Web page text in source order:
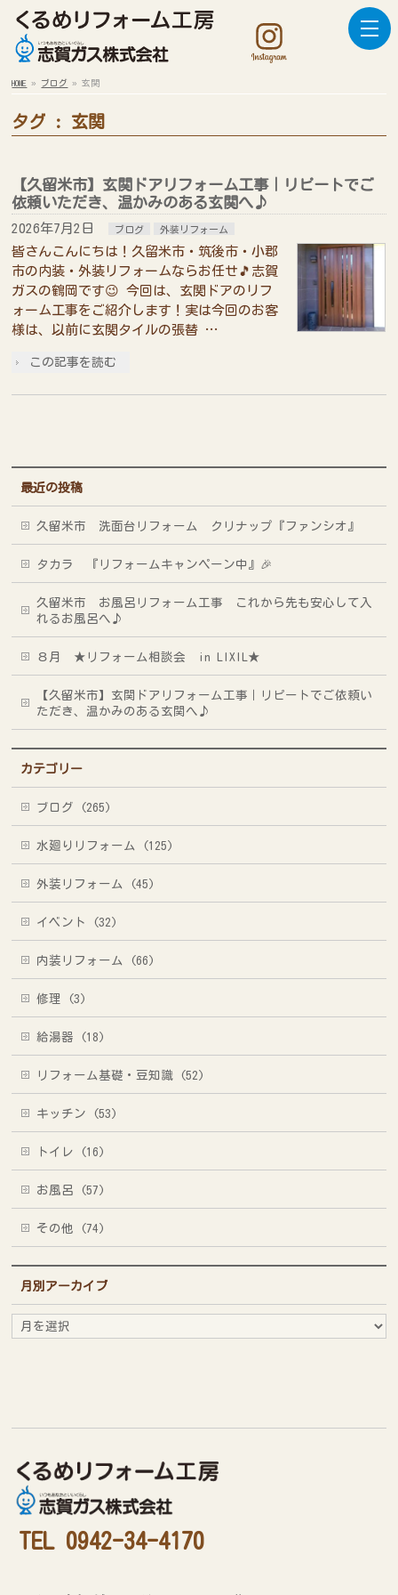
HOME » ブログ » 玄関
タグ : 玄関
【久留米市】玄関ドアリフォーム工事｜リピートでご
依頼いただき、温かみのある玄関へ♪
2026年7月2日 ブログ 外装リフォーム
皆さんこんにちは！久留米市・筑後市・小郡
市の内装・外装リフォームならお任せ🎵志賀
ガスの鶴岡です😉 今回は、玄関ドアのリフ
ォーム工事をご紹介します！実は今回のお客
様は、以前に玄関タイルの張替 …
この記事を読む
最近の投稿
久留米市 洗面台リフォーム クリナップ『ファンシオ』
タカラ 『リフォームキャンペーン中』🎉
久留米市 お風呂リフォーム工事 これから先も安心して入
れるお風呂へ♪
８月 ★リフォーム相談会 in LIXIL★
【久留米市】玄関ドアリフォーム工事｜リピートでご依頼い
ただき、温かみのある玄関へ♪
カテゴリー
ブログ (265)
水廻りリフォーム (125)
外装リフォーム (45)
イベント (32)
内装リフォーム (66)
修理 (3)
給湯器 (18)
リフォーム基礎・豆知識 (52)
キッチン (53)
トイレ (16)
お風呂 (57)
その他 (74)
月別アーカイブ
月
別
TEL 0942-34-4170